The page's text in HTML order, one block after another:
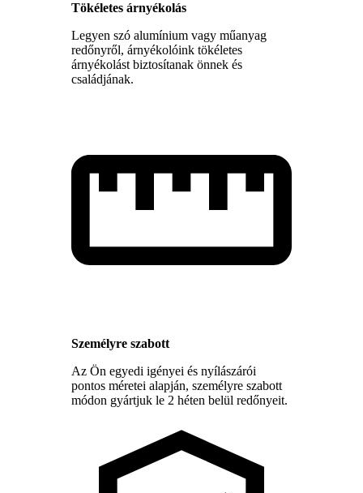
Tökéletes árnyékolás
Legyen szó alumínium vagy műanyag
redőnyről, árnyékolóink tökéletes
árnyékolást biztosítanak önnek és
családjának.
Személyre szabott
Az Ön egyedi igényei és nyílászárói
pontos méretei alapján, személyre szabott
módon gyártjuk le 2 héten belül redőnyeit.